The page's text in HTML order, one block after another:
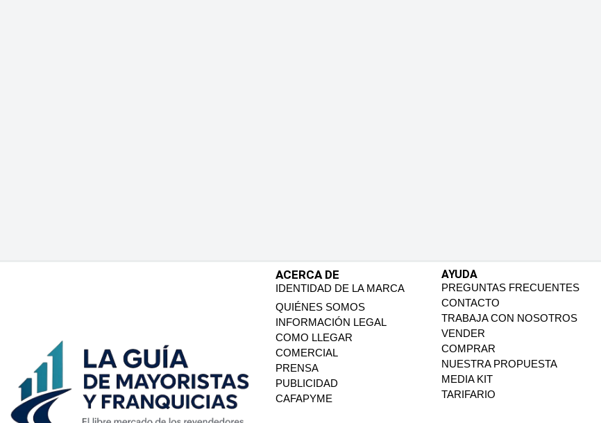
ACERCA DE
IDENTIDAD DE LA MARCA
QUIÉNES SOMOS
INFORMACIÓN LEGAL
COMO LLEGAR
COMERCIAL
PRENSA
PUBLICIDAD
CAFAPYME
AYUDA
PREGUNTAS FRECUENTES
CONTACTO
TRABAJA CON NOSOTROS
VENDER
COMPRAR
NUESTRA PROPUESTA
MEDIA KIT
TARIFARIO